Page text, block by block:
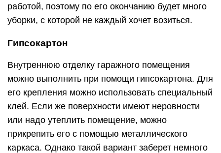
работой, поэтому по его окончанию будет много
уборки, с которой не каждый хочет возиться.
Гипсокартон
Внутреннюю отделку гаражного помещения
можно выполнить при помощи гипсокартона. Для
его крепления можно использовать специальный
клей. Если же поверхности имеют неровности
или надо утеплить помещение, можно
прикрепить его с помощью металлического
каркаса. Однако такой вариант заберет немного